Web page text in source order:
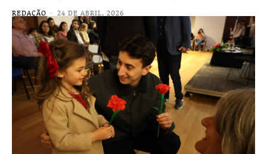
REDAÇÃO - 24 DE ABRIL, 2026